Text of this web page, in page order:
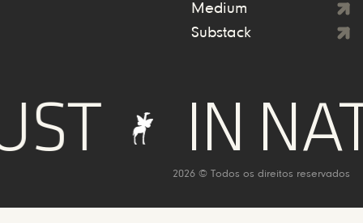
Medium
Substack
IN
2026 © Todos os direitos reservados